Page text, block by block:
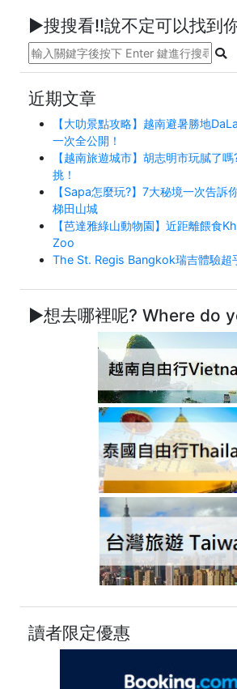
►搜搜看!!說不定可以找到
近期文章
【大叻景點攻略】越南避暑勝地
一次全公開！
【越南旅遊城市】胡志明市玩膩了
挑！
【Sapa怎麼玩?】7大秘境一次告訴
梯田山城
【芭達雅綠山動物園】近距離餵食
Zoo
The St. Regis Bangkok瑞吉體驗超
►想去哪裡呢? Where do
讀者限定優惠